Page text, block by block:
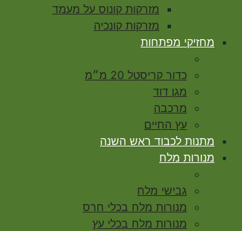
מזרקות קונוס על מעמד
מזרקות קונכיה
מחזיקי מפתחות
כדור קריסטל 20 מ״מ
מגן דוד
מרכבה
עץ החיים
מתנות לכבוד ראש השנה
מנורות מלח
גבישי מלח
מנורות מלח בכלי חרס
מנורות מלח בכלי עץ